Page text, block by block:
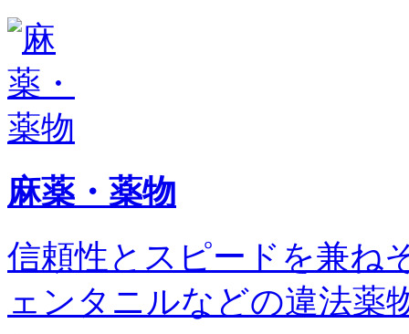
麻薬・薬物
信頼性とスピードを兼ね
ェンタニルなどの違法薬